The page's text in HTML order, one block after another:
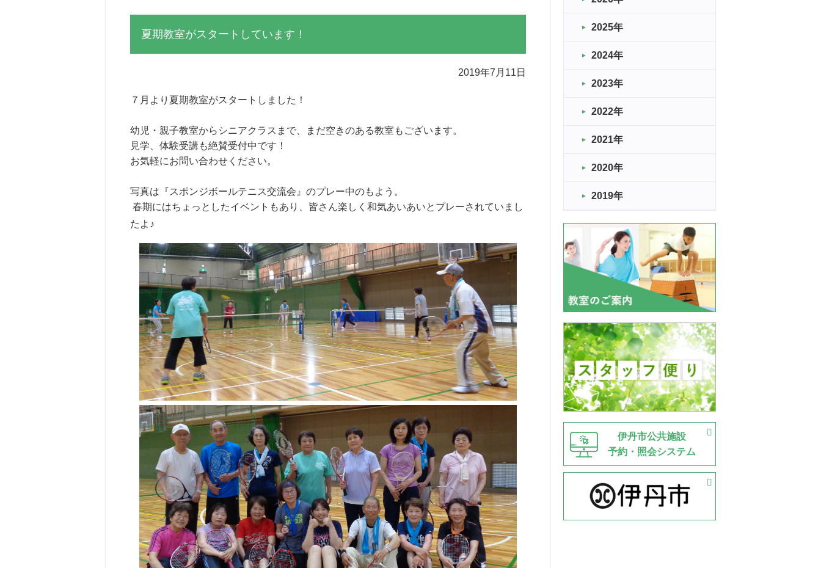
夏期教室がスタートしています！
2019年7月11日
７月より夏期教室がスタートしました！
幼児・親子教室からシニアクラスまで、まだ空きのある教室もございます。
見学、体験受講も絶賛受付中です！
お気軽にお問い合わせください。
写真は『スポンジボールテニス交流会』のプレー中のもよう。
春期にはちょっとしたイベントもあり、皆さん楽しく和気あいあいとプレーされていまし
たよ♪
2025年
2024年
2023年
2022年
2021年
2020年
2019年
伊丹市公共施設
予約・照会システム